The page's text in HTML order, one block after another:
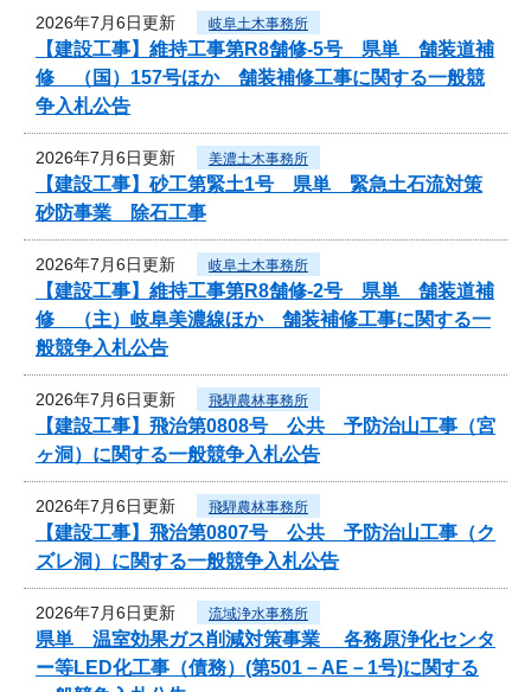
2026年7月6日更新 岐阜土木事務所
【建設工事】維持工事第R8舗修-5号 県単 舗装道補
修 （国）157号ほか 舗装補修工事に関する一般競
争入札公告
2026年7月6日更新 美濃土木事務所
【建設工事】砂工第緊土1号 県単 緊急土石流対策
砂防事業 除石工事
2026年7月6日更新 岐阜土木事務所
【建設工事】維持工事第R8舗修-2号 県単 舗装道補
修 （主）岐阜美濃線ほか 舗装補修工事に関する一
般競争入札公告
2026年7月6日更新 飛騨農林事務所
【建設工事】飛治第0808号 公共 予防治山工事（宮
ヶ洞）に関する一般競争入札公告
2026年7月6日更新 飛騨農林事務所
【建設工事】飛治第0807号 公共 予防治山工事（ク
ズレ洞）に関する一般競争入札公告
2026年7月6日更新 流域浄水事務所
県単 温室効果ガス削減対策事業 各務原浄化センタ
ー等LED化工事（債務）(第501－AE－1号)に関する